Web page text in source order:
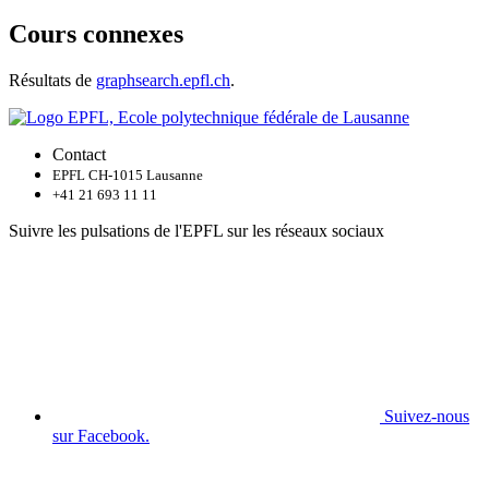
Cours connexes
Résultats de graphsearch.epfl.ch.
Contact
EPFL CH-1015 Lausanne
+41 21 693 11 11
Suivre les pulsations de l'EPFL sur les réseaux sociaux
Suivez-nous
sur Facebook.